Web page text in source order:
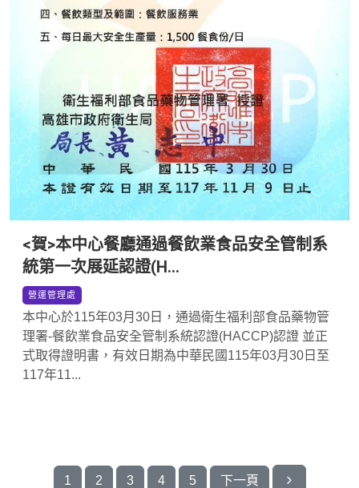
<賀>本中心餐廳通過餐飲業食品安全管制系
統第一次展延認證(H...
營運管理處 *
本中心於115年03月30日，通過衛生福利部食品藥物管
理署-餐飲業食品安全管制系統認證(HACCP)認證 並正
式取得證明書，有效日期為中華民國115年03月30日至
117年11...
1 2 3 4 5 下一頁